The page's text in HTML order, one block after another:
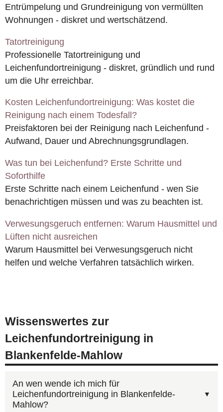
Entrümpelung und Grundreinigung von vermüllten
Wohnungen - diskret und wertschätzend.
Tatortreinigung
Professionelle Tatortreinigung und
Leichenfundortreinigung - diskret, gründlich und rund
um die Uhr erreichbar.
Kosten Leichenfundortreinigung: Was kostet die
Reinigung nach einem Todesfall?
Preisfaktoren bei der Reinigung nach Leichenfund -
Aufwand, Dauer und Abrechnungsgrundlagen.
Was tun bei Leichenfund? Erste Schritte und
Soforthilfe
Erste Schritte nach einem Leichenfund - wen Sie
benachrichtigen müssen und was zu beachten ist.
Verwesungsgeruch entfernen: Warum Hausmittel und
Lüften nicht ausreichen
Warum Hausmittel bei Verwesungsgeruch nicht
helfen und welche Verfahren tatsächlich wirken.
Wissenswertes zur
Leichenfundortreinigung in
Blankenfelde-Mahlow
An wen wende ich mich für
Leichenfundortreinigung in Blankenfelde-
Mahlow?